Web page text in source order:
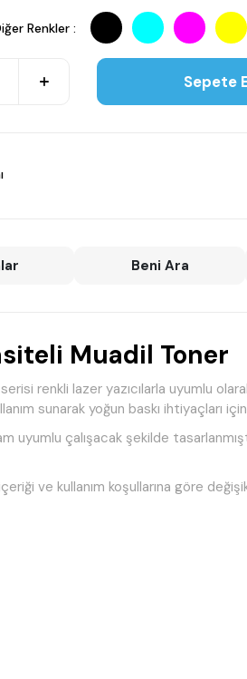
Renkler :
Sepete
Beni Ara
Muadil Toner
renkli lazer yazıcılarla uyumlu
sunarak yoğun baskı ihtiyaçları
uyumlu çalışacak şekilde
ve kullanım koşullarına göre